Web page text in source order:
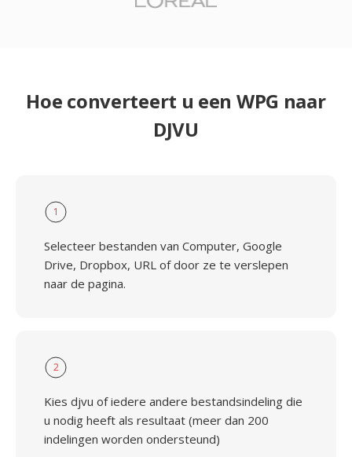
Hoe converteert u een WPG naar
DJVU
1
Selecteer bestanden van Computer, Google
Drive, Dropbox, URL of door ze te verslepen
naar de pagina.
2
Kies djvu of iedere andere bestandsindeling die
u nodig heeft als resultaat (meer dan 200
indelingen worden ondersteund)